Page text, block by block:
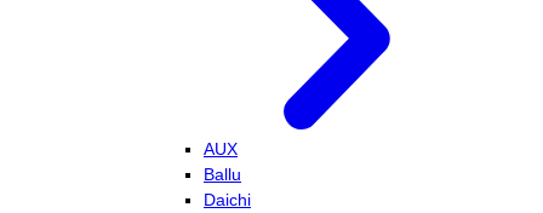
AUX
Ballu
Daichi